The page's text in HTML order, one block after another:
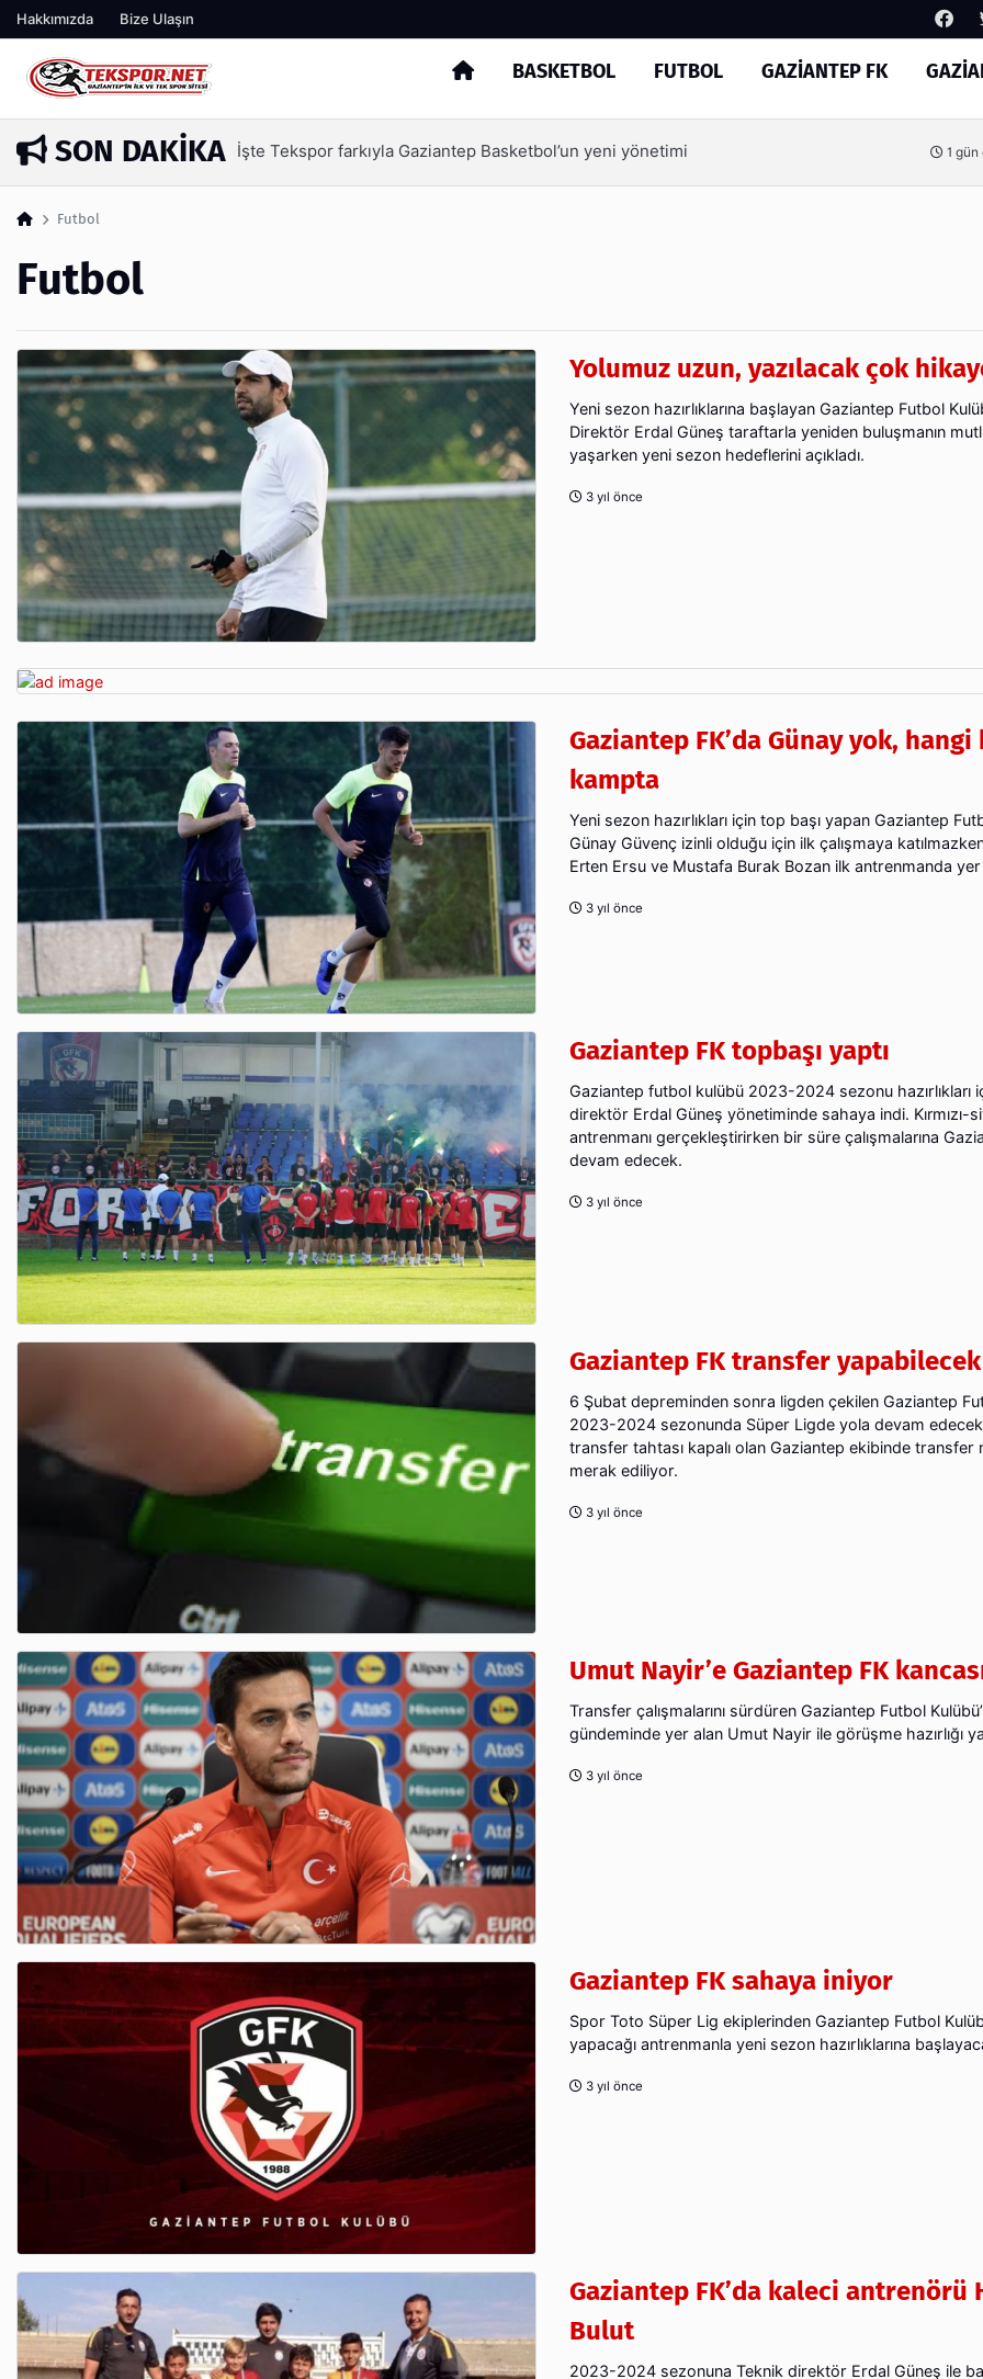
Hakkımızda Bize Ulaşın
BASKETBOL FUTBOL GAZİANTEP FK
Arama
SON DAKIKA
13 saat önce İşte Tekspor farkıyla Gaziantep Basketbol’un yeni yönetimi 1
Futbol
Futbol
Yolumuz uzun, yazılacak çok
Yeni sezon hazırlıklarına başlayan Gaziantep Futbol
Direktör Erdal Güneş taraftarla yeniden buluşmanın
yaşarken yeni sezon hedeflerini açıkladı.
3 yıl önce
Gaziantep FK’da Günay yok,
kampta
Yeni sezon hazırlıkları için top başı yapan Gaziantep
Günay Güvenç izinli olduğu için ilk çalışmaya
Erten Ersu ve Mustafa Burak Bozan ilk antrenmanda yer
3 yıl önce
Gaziantep FK topbaşı yaptı
Gaziantep futbol kulübü 2023-2024 sezonu hazırlıkları
direktör Erdal Güneş yönetiminde sahaya indi. Kırmızı-
antrenmanı gerçekleştirirken bir süre çalışmalarına
devam edecek.
3 yıl önce
Gaziantep FK transfer
6 Şubat depreminden sonra ligden çekilen Gaziantep
2023-2024 sezonunda Süper Ligde yola devam
transfer tahtası kapalı olan Gaziantep ekibinde transfer
merak ediliyor.
3 yıl önce
Umut Nayir’e Gaziantep FK
Transfer çalışmalarını sürdüren Gaziantep Futbol
gündeminde yer alan Umut Nayir ile görüşme hazırlığı
3 yıl önce
Gaziantep FK sahaya iniyor
Spor Toto Süper Lig ekiplerinden Gaziantep Futbol
yapacağı antrenmanla yeni sezon hazırlıklarına
3 yıl önce
Gaziantep FK’da kaleci antrenörü
Bulut
2023-2024 sezonuna Teknik direktör Erdal Güneş ile